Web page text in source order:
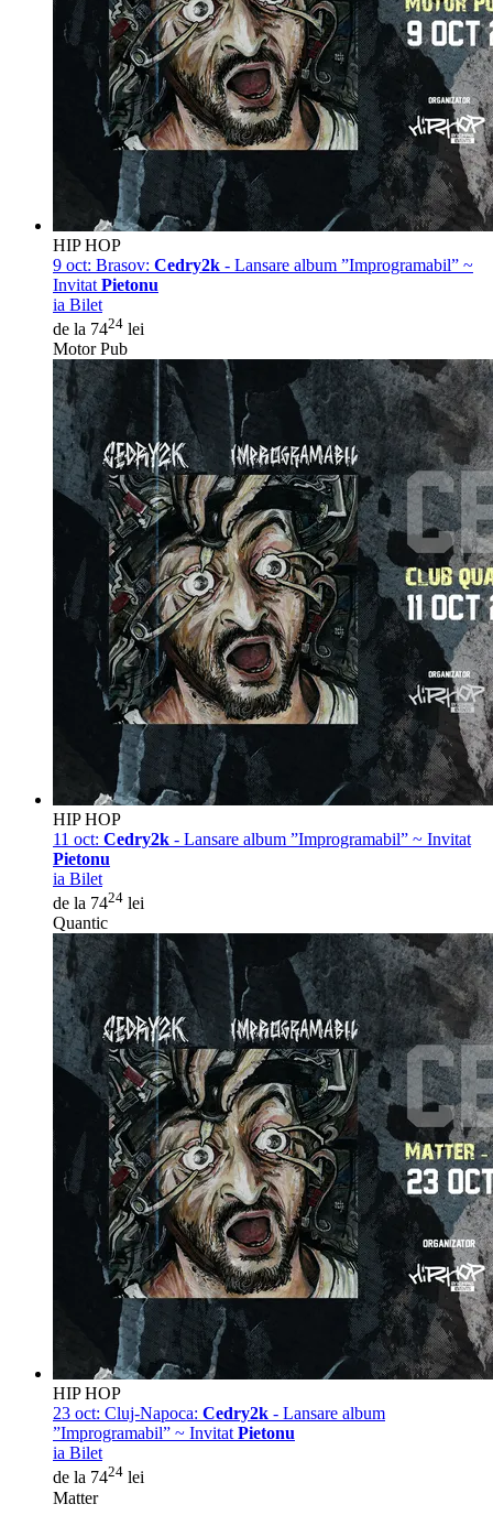
HIP HOP
9 oct: Brasov: Cedry2k - Lansare album ”Improgramabil” ~
Invitat Pietonu
ia Bilet
de la 7424 lei
Motor Pub
HIP HOP
11 oct: Cedry2k - Lansare album ”Improgramabil” ~ Invitat
Pietonu
ia Bilet
de la 7424 lei
Quantic
HIP HOP
23 oct: Cluj-Napoca: Cedry2k - Lansare album
”Improgramabil” ~ Invitat Pietonu
ia Bilet
de la 7424 lei
Matter